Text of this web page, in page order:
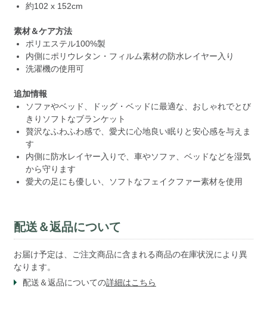
約102 x 152cm
素材＆ケア方法
ポリエステル100%製
内側にポリウレタン・フィルム素材の防水レイヤー入り
洗濯機の使用可
追加情報
ソファやベッド、ドッグ・ベッドに最適な、おしゃれでとび
きりソフトなブランケット
贅沢なふわふわ感で、愛犬に心地良い眠りと安心感を与えま
す
内側に防水レイヤー入りで、車やソファ、ベッドなどを湿気
から守ります
愛犬の足にも優しい、ソフトなフェイクファー素材を使用
配送＆返品について
お届け予定は、ご注文商品に含まれる商品の在庫状況により異
なります。
配送＆返品についての詳細はこちら